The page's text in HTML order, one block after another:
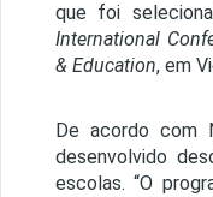
que foi
International
& Education, em
De acordo com
desenvolvido
escolas. “O